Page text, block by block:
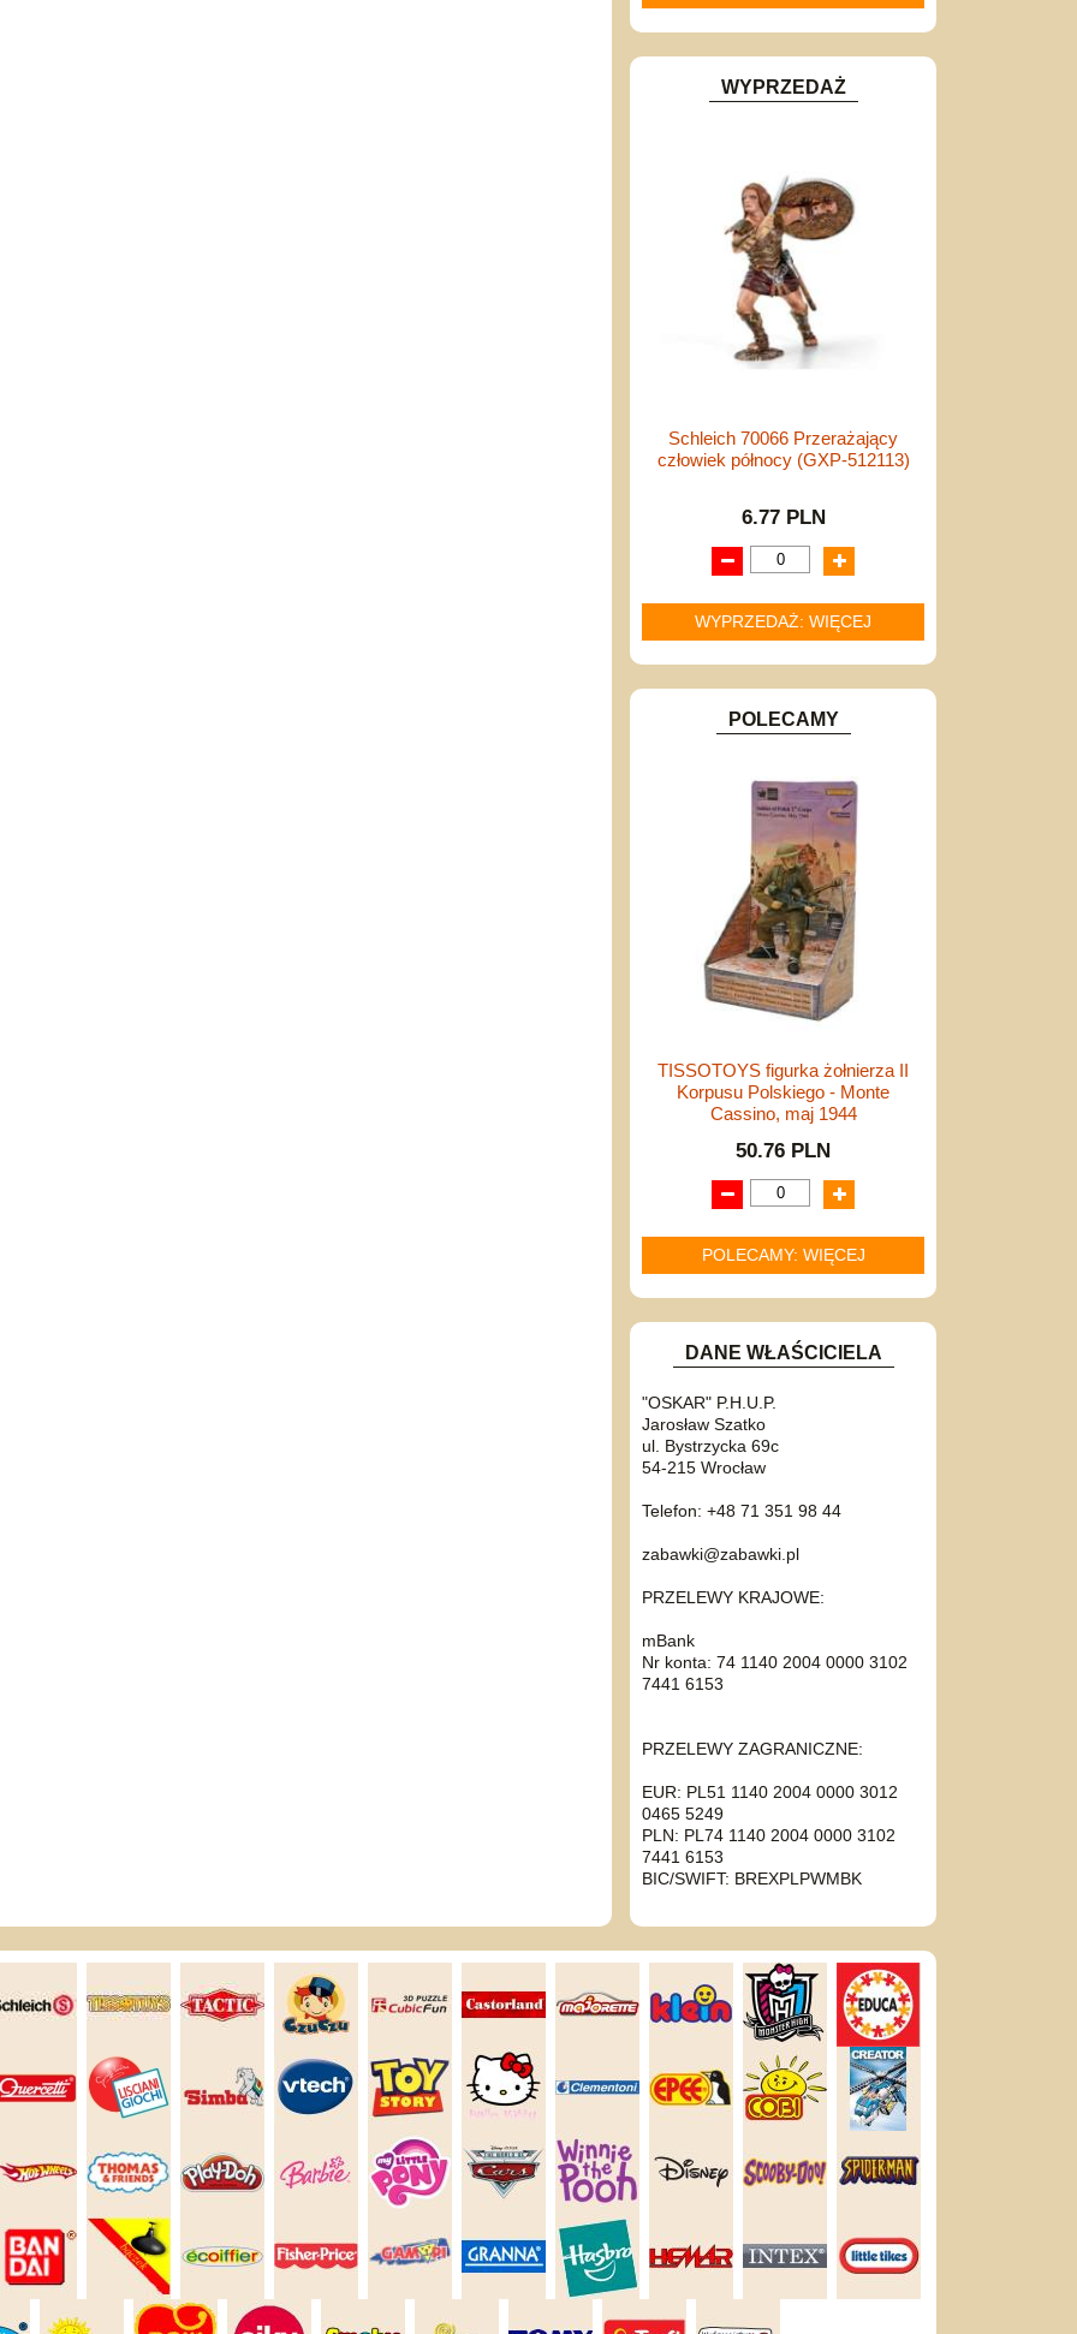
WYPRZEDAŻ
Schleich 70066 Przerażający
człowiek północy (GXP-512113)
6.77 PLN
WYPRZEDAŻ: WIĘCEJ
POLECAMY
TISSOTOYS figurka żołnierza II
Korpusu Polskiego - Monte
Cassino, maj 1944
50.76 PLN
POLECAMY: WIĘCEJ
DANE WŁAŚCICIELA
"OSKAR" P.H.U.P.
Jarosław Szatko
ul. Bystrzycka 69c
54-215 Wrocław
Telefon: +48 71 351 98 44
zabawki@zabawki.pl
PRZELEWY KRAJOWE:
mBank
Nr konta: 74 1140 2004 0000 3102
7441 6153
PRZELEWY ZAGRANICZNE:
EUR: PL51 1140 2004 0000 3012
0465 5249
PLN: PL74 1140 2004 0000 3102
7441 6153
BIC/SWIFT: BREXPLPWMBK